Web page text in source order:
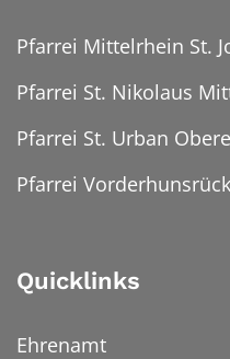
Pfarrei Mittelrhein St.
Pfarrei St. Nikolaus
Pfarrei St. Urban
Pfarrei
Quicklinks
Ehrenamt